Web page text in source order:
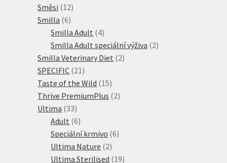
Směsi 1212
Smilla 66
produktů
Smilla Adult 44
produkty
Smilla Adult speciální výživa 22
Smilla Veterinary Diet 22
SPECIFIC 21 21
produktů
Taste of the Wild 1515
produktů
Thrive PremiumPlus 22
Ultima 3333
produktů
Adult 66
produktů
Speciální krmivo 66
Ultima Nature 22
produkty
Ultima Sterilised 1919